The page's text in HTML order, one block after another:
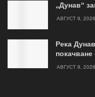
„Дунав“
АВГУСТ 9, 2026
Река
АВГУСТ 9, 2026